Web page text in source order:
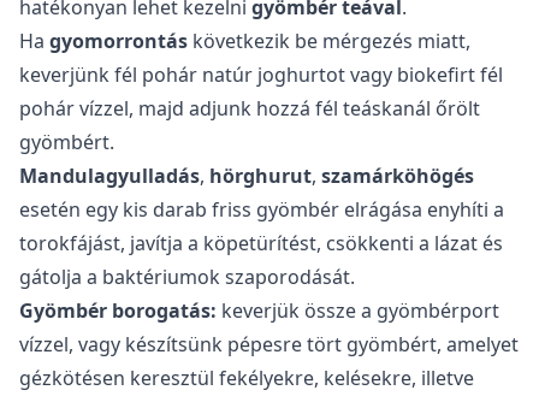
hatékonyan lehet kezelni gyömbér teával.
Ha gyomorrontás következik be mérgezés miatt,
keverjünk fél pohár natúr joghurtot vagy biokefirt fél
pohár vízzel, majd adjunk hozzá fél teáskanál őrölt
gyömbért.
Mandulagyulladás, hörghurut, szamárköhögés
esetén egy kis darab friss gyömbér elrágása enyhíti a
torokfájást, javítja a köpetürítést, csökkenti a lázat és
gátolja a baktériumok szaporodását.
Gyömbér borogatás: keverjük össze a gyömbérport
vízzel, vagy készítsünk pépesre tört gyömbért, amelyet
gézkötésen keresztül fekélyekre, kelésekre, illetve